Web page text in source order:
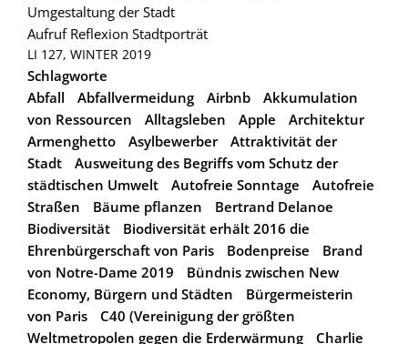
Umgestaltung der Stadt
Aufruf Reflexion Stadtporträt
LI 127, WINTER 2019
Schlagworte
Abfall
Abfallvermeidung Airbnb
Akkumulation
von Ressourcen
Alltagsleben Apple
Architektur
Armenghetto
Asylbewerber
Attraktivität der
Stadt
Ausweitung des Begriffs vom Schutz der
städtischen Umwelt
Autofreie Sonntage
Autofreie
Straßen
Bäume pflanzen
Bertrand Delanoe
Biodiversität
Biodiversität erhält 2016 die
Ehrenbürgerschaft von Paris
Bodenpreise
Brand
von Notre-Dame 2019
Bündnis zwischen New
Economy, Bürgern und Städten
Bürgermeisterin
von Paris
C40 (Vereinigung der größten
Weltmetropolen gegen die Erderwärmung
Charlie